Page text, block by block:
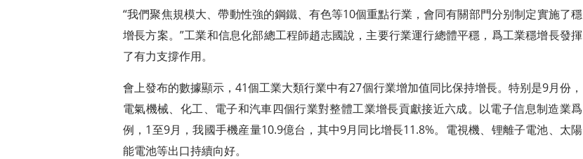
“我們聚焦規模大、帶動性強的鋼鐵、有色等10個重點行業，會同有關部門分别制定實施了穩
增長方案。”工業和信息化部總工程師趙志國說，主要行業運行總體平穩，爲工業穩增長發揮
了有力支撐作用。
會上發布的數據顯示，41個工業大類行業中有27個行業增加值同比保持增長。特别是9月份，
電氣機械、化工、電子和汽車四個行業對整體工業增長貢獻接近六成。以電子信息制造業爲
例，1至9月，我國手機産量10.9億台，其中9月同比增長11.8%。電視機、锂離子電池、太陽
能電池等出口持續向好。